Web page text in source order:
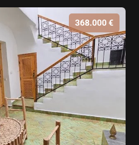
368.000 €